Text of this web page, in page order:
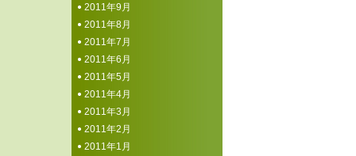
2011年9月
2011年8月
2011年7月
2011年6月
2011年5月
2011年4月
2011年3月
2011年2月
2011年1月